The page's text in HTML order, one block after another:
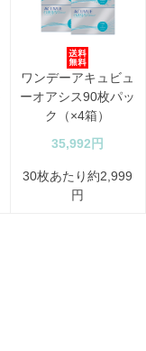
ワンデーアキュビュ
ーオアシス90枚パッ
ク（×4箱）
35,992円
30枚あたり約2,999
円